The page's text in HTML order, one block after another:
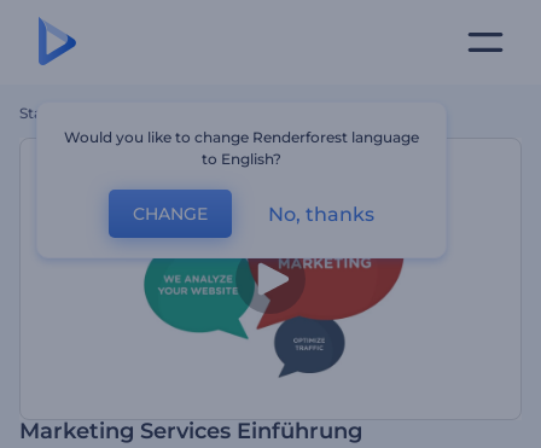
Startseite
Marketing Services Einführung
Would you like to change Renderforest language
to English?
CHANGE No, thanks